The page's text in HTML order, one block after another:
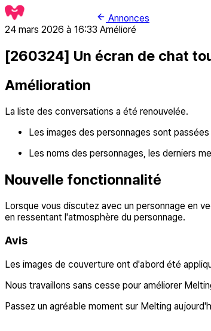
Annonces
24 mars 2026 à 16:33 Amélioré
[260324] Un écran de chat
Amélioration
La liste des conversations a été renouvelée.
Les images des personnages sont
Les noms des personnages, les derniers
Nouvelle fonctionnalité
Lorsque vous discutez avec un personnage en
en ressentant l'atmosphère du personnage.
Avis
Les images de couverture ont d'abord été
Nous travaillons sans cesse pour améliorer
Passez un agréable moment sur Melting